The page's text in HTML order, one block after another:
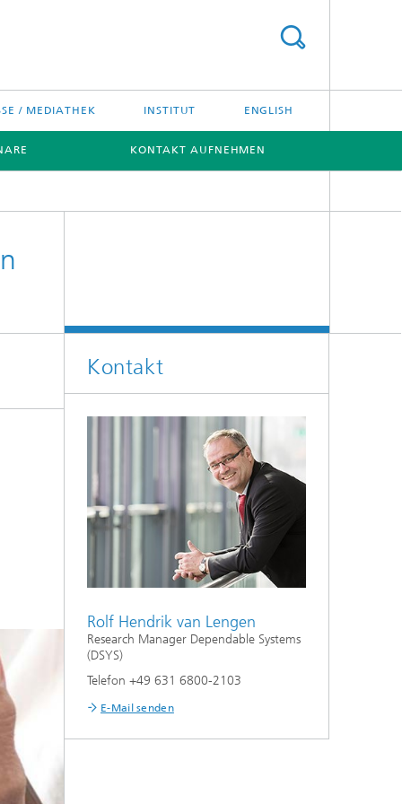
/ MEDIATHEK INSTITUT ENGLISH
KONTAKT AUFNEHMEN
Kontakt
Rolf Hendrik van Lengen
Research Manager Dependable Systems
(DSYS)
Telefon +49 631 6800-2103
E-Mail senden